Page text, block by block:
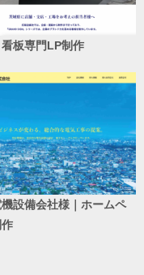
看板専門LP制作
設備会社様｜ホームペ